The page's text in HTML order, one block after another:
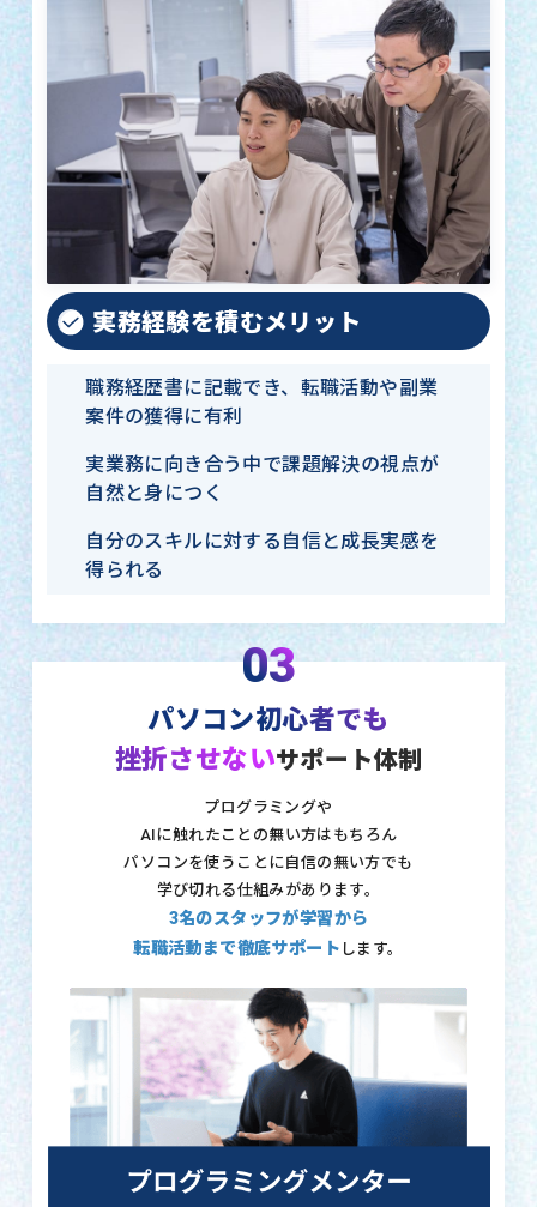
実務経験を積むメリット
職務経歴書に記載でき、転職活動や副業
案件の獲得に有利
実業務に向き合う中で課題解決の視点が
自然と身につく
自分のスキルに対する自信と成長実感を
得られる
03
パソコン初心者でも
挫折させないサポート体制
プログラミングや
AIに触れたことの無い方はもちろん
パソコンを使うことに自信の無い方でも
学び切れる仕組みがあります。
3名のスタッフが学習から
転職活動まで徹底サポート します。